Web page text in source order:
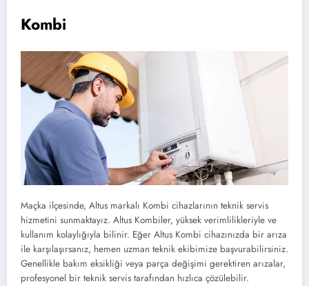
Kombi
Maçka ilçesinde, Altus markalı Kombi cihazlarının teknik servis
hizmetini sunmaktayız. Altus Kombiler, yüksek verimlilikleriyle ve
kullanım kolaylığıyla bilinir. Eğer Altus Kombi cihazınızda bir arıza
ile karşılaşırsanız, hemen uzman teknik ekibimize başvurabilirsiniz.
Genellikle bakım eksikliği veya parça değişimi gerektiren arızalar,
profesyonel bir teknik servis tarafından hızlıca çözülebilir.